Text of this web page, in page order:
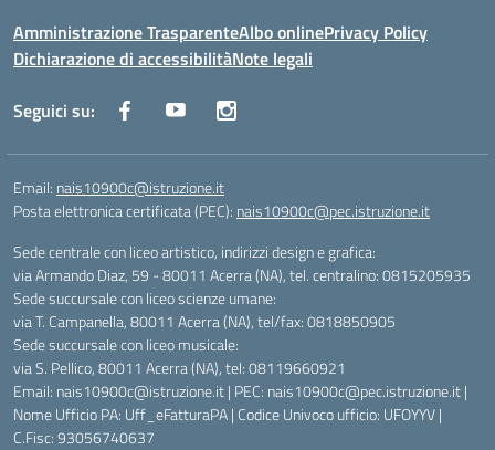
Amministrazione TrasparenteAlbo onlinePrivacy Policy
Dichiarazione di accessibilitàNote legali
Seguici su:
Email: nais10900c@istruzione.it
Posta elettronica certificata (PEC): nais10900c@pec.istruzione.it
Sede centrale con liceo artistico, indirizzi design e grafica:
via Armando Diaz, 59 - 80011 Acerra (NA), tel. centralino: 0815205935
Sede succursale con liceo scienze umane:
via T. Campanella, 80011 Acerra (NA), tel/fax: 0818850905
Sede succursale con liceo musicale:
via S. Pellico, 80011 Acerra (NA), tel: 08119660921
Email: nais10900c@istruzione.it | PEC: nais10900c@pec.istruzione.it |
Nome Ufficio PA: Uff_eFatturaPA | Codice Univoco ufficio: UFOYYV |
C.Fisc: 93056740637